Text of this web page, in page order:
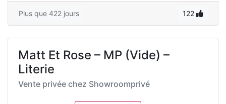
Plus que 422 jours 122
Matt Et Rose – MP (Vide) –
Literie
Vente privée chez Showroomprivé